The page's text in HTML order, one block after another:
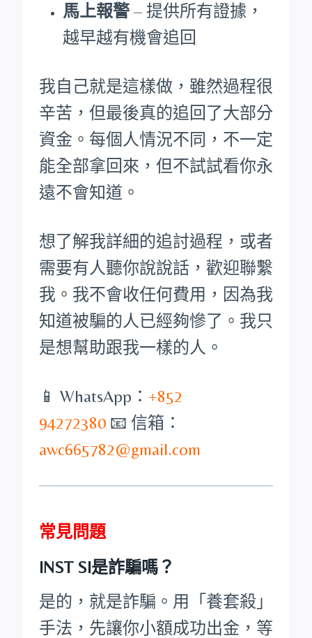
馬上報警 – 提供所有證據，
越早越有機會追回
我自己就是這樣做，雖然過程很
辛苦，但最後真的追回了大部分
資金。每個人情況不同，不一定
能全部拿回來，但不試試看你永
遠不會知道。
想了解我詳細的追討過程，或者
需要有人聽你說說話，歡迎聯繫
我。我不會收任何費用，因為我
知道被騙的人已經夠慘了。我只
是想幫助跟我一樣的人。
📱 WhatsApp： +852
94272380 📧 信箱：
awc665782@gmail.com
常見問題
INST SI是詐騙嗎？
是的，就是詐騙。用「養套殺」
手法，先讓你小額成功出金，等